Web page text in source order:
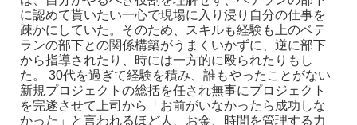
に認めて貰いたい一心で現場に入り浸り自分の仕事を
疎かにしていた。そのため、スキルも経験も上のベテ
ランの部下との関係構築がうまくいかずに、逆に部下
から指導されたり、時には一方的に殴られたりもし
た。
30代を過ぎて経験を積み、誰もやったことがない
新規プロジェクトの総括を任され無事にプロジェクト
を完遂させて上司から「お前がいなかったら成功しな
かった」と言われるほど人、お金、時間を管理する力